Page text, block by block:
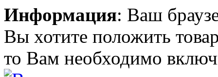
Информация: Ваш
Вы хотите положить
то Вам необходимо